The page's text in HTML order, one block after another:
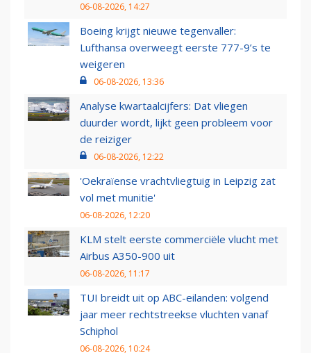
06-08-2026, 14:27
Boeing krijgt nieuwe tegenvaller:
Lufthansa overweegt eerste 777-9’s te
weigeren
06-08-2026, 13:36
Analyse kwartaalcijfers: Dat vliegen
duurder wordt, lijkt geen probleem voor
de reiziger
06-08-2026, 12:22
'Oekraïense vrachtvliegtuig in Leipzig zat
vol met munitie'
06-08-2026, 12:20
KLM stelt eerste commerciële vlucht met
Airbus A350-900 uit
06-08-2026, 11:17
TUI breidt uit op ABC-eilanden: volgend
jaar meer rechtstreekse vluchten vanaf
Schiphol
06-08-2026, 10:24